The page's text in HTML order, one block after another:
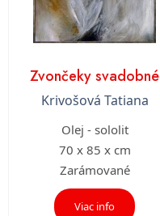
Zvončeky svadobné
Krivošová Tatiana
Olej - sololit
70 x 85 x cm
Zarámované
Viac info